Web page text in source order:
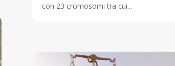
con 23 cromosomi tra cui...